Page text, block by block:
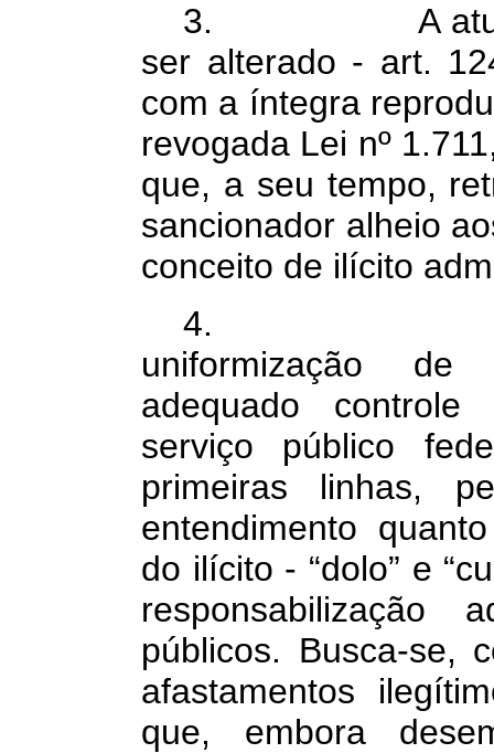
3.
A
ser alterado - art.
com a íntegra
revogada Lei nº
que, a seu tempo,
sancionador alheio
conceito de ilícito
4.
uniformização
adequado
serviço público
primeiras linhas,
entendimento
do ilícito - “dolo” e
responsabilização
públicos. Busca-se,
afastamentos
que, embora